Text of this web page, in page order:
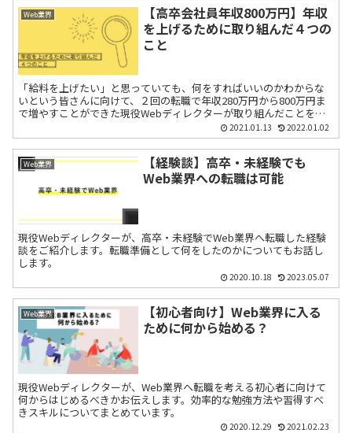
Web業界
【高卒会社員年収800万円】年収
を上げるために取り組んだ４つの
こと
「給料を上げたい」と思っていても、何をすればいいのかわからな
いという皆さんに向けて、２回の転職で年収280万円から800万円ま
で増やすことができた現役Webディレクターが取り組んだことをご
2021.01.13 2022.01.02
Web業界
【経験談】高卒・未経験でも
Web業界への転職は可能
現役Webディレクターが、高卒・未経験でWeb業界へ転職した経験
談をご紹介します。転職準備として何をしたのかについてもお話し
します。
2020.10.18 2023.05.07
Web業界
【初心者向け】Web業界に入る
ために何から始める？
現役Webディレクターが、Web業界へ転職を考える初心者に向けて
何からはじめるべきかお伝えします。効率的な勉強方法や習得すべ
きスキルについてまとめています。
2020.12.29 2021.02.23